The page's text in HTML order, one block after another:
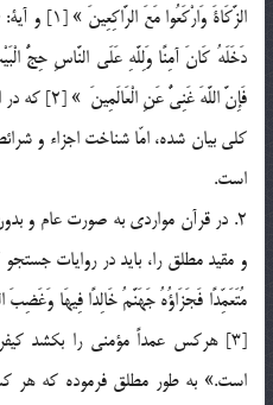
الزَّكَاةَ
دَخَلَهُ كَانَ آمِنًا وَلِلَّهِ عَلَى النَّاسِ حِجُّ
فَإِنَّ اللَّهَ
كلي بيان شده، امّا شناخت اجزاء و
است.
2. در قرآن مواردي به صورت عام و
و مقيد مطلق را، بايد در روايات
مُتَعَمِّدًا فَجَزَاؤُهُ جَهَنَّمُ خَالِدًا فِيهَا وَغَضِبَ
[3] هركس عمداً مؤمني را بكشد
است.» به طور مطلق فرموده که هر